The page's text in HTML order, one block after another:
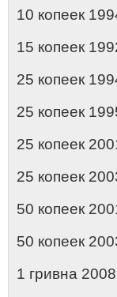
10 копеек
15 копеек
25 копеек
25 копеек
25 копеек
25 копеек
50 копеек
50 копеек
1 гривна 2008